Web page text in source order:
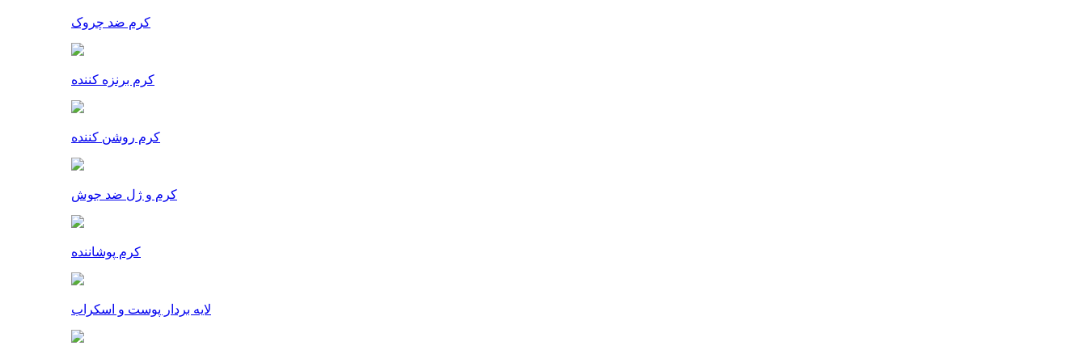
کرم ضد چروک
کرم برنزه کننده
کرم روشن کننده
کرم و ژل ضد جوش
کرم پوشاننده
لایه بردار پوست و اسکراب